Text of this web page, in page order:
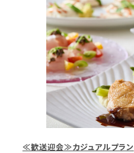
≪歓送迎会≫カジュアルプラン